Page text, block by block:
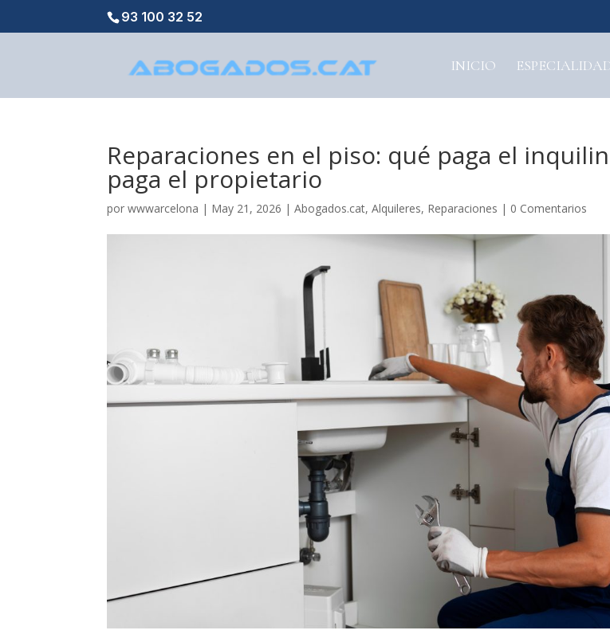
93 100 32 52
INICIO
Reparaciones en el piso: qué paga el
paga el propietario
porwwwarcelona | May 21, 2026 |Abogados.cat,Alquileres, Reparaciones | 0 Comentarios